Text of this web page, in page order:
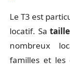
Le T3 est
locatif. Sa
nombreux
familles et les